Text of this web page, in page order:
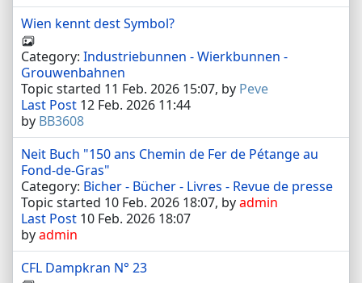
Wien kennt dest Symbol?
Category: Industriebunnen - Wierkbunnen -
Grouwenbahnen
Topic started 11 Feb. 2026 15:07, by Peve
Last Post 12 Feb. 2026 11:44
by BB3608
Neit Buch "150 ans Chemin de Fer de Pétange au
Fond-de-Gras"
Category: Bicher - Bücher - Livres - Revue de presse
Topic started 10 Feb. 2026 18:07, byadmin
Last Post 10 Feb. 2026 18:07
byadmin
CFL Dampkran N° 23